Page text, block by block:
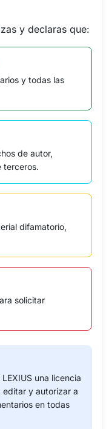
y declaras que:
y todas las
de autor,
terceros.
difamatorio,
solicitar
una licencia
editar y autorizar a
en todas